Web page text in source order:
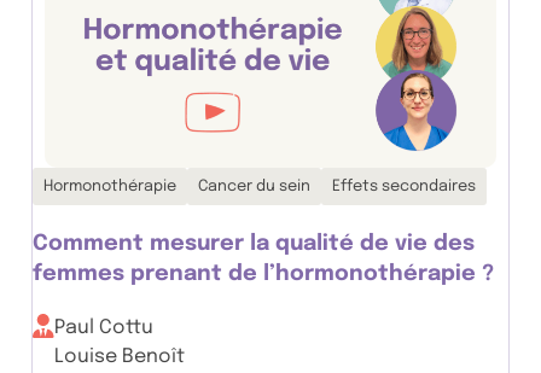
Thématiques associées :
Hormonothérapie Cancer du sein Effets secondaires
Comment mesurer la qualité de vie des
femmes prenant de l’hormonothérapie ?
Paul Cottu
Louise Benoît